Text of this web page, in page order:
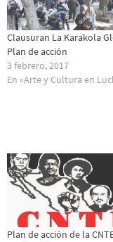
Clausuran La Karakola
Plan de acción
3 febrero, 2017
En «Arte y Cultura en
Plan de acción de la